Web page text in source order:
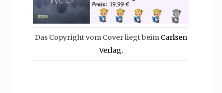
Das Copyright vom Cover liegt beim Carlsen
Verlag.